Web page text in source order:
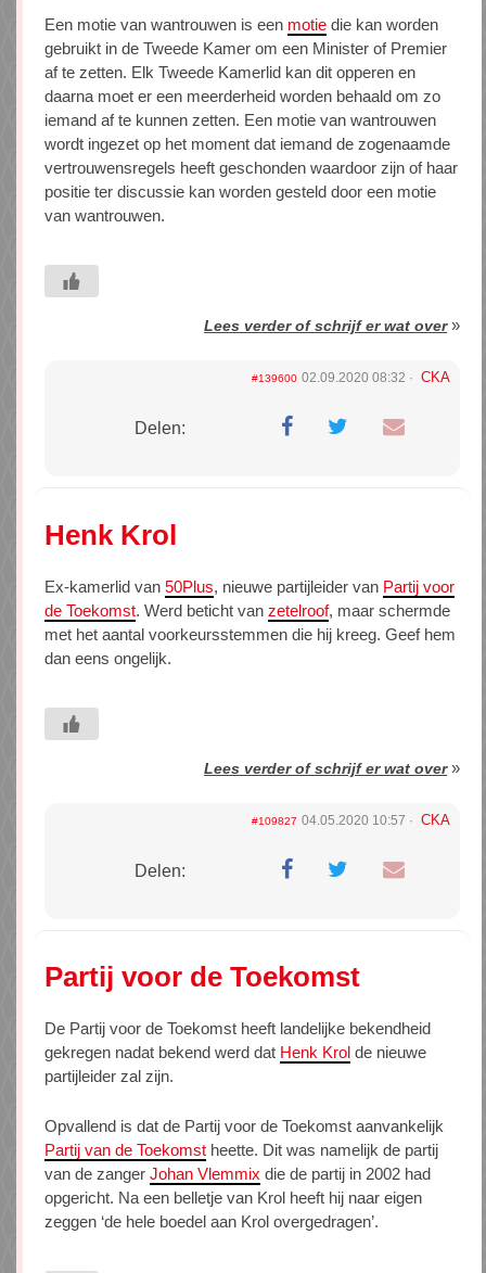
Een motie van wantrouwen is een motie die kan worden
gebruikt in de Tweede Kamer om een Minister of Premier
af te zetten. Elk Tweede Kamerlid kan dit opperen en
daarna moet er een meerderheid worden behaald om zo
iemand af te kunnen zetten. Een motie van wantrouwen
wordt ingezet op het moment dat iemand de zogenaamde
vertrouwensregels heeft geschonden waardoor zijn of haar
positie ter discussie kan worden gesteld door een motie
van wantrouwen.
Lees verder of schrijf er wat over»
#139600 02.09.2020 08:32 CKA
Delen:
Henk Krol
Ex-kamerlid van 50Plus, nieuwe partijleider van Partij voor
de Toekomst. Werd beticht van zetelroof, maar schermde
met het aantal voorkeursstemmen die hij kreeg. Geef hem
dan eens ongelijk.
Lees verder of schrijf er wat over»
#109827 04.05.2020 10:57 CKA
Delen:
Partij voor de Toekomst
De Partij voor de Toekomst heeft landelijke bekendheid
gekregen nadat bekend werd dat Henk Krol de nieuwe
partijleider zal zijn.
Opvallend is dat de Partij voor de Toekomst aanvankelijk
Partij van de Toekomst heette. Dit was namelijk de partij
van de zanger Johan Vlemmix die de partij in 2002 had
opgericht. Na een belletje van Krol heeft hij naar eigen
zeggen ‘de hele boedel aan Krol overgedragen’.